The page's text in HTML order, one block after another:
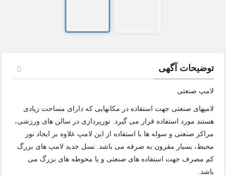
توضیحات آگهی
لامپ صنعتی
لامپهای صنعتی جهت استفاده در مکانهایی که دارای مساحت زیادی
هستند مورد استفاده قرار می گیرد. نورپردازی در سالن های ورزشی،
مراکز صنعتی و سوله ها با استفاده از این لامپ علاوه بر ایجاد نور
محیط، بسیار مقرون به صرفه می باشد. نسل جدید لامپ های بزرگ
کم مصرف جهت استفاده های صنعتی و یا محوطه های بزرگ می
باشد.